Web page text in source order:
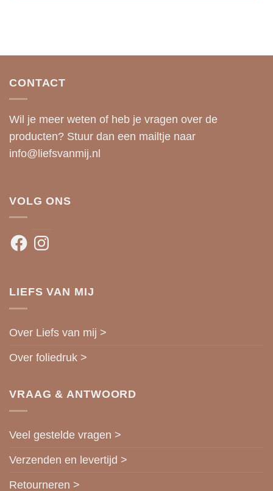
CONTACT
Wil je meer weten of heb je vragen over de
producten? Stuur dan een mailtje naar
info@liefsvanmij.nl
VOLG ONS
FacebookInstagram
LIEFS VAN MIJ
Over Liefs van mij >
Over foliedruk >
VRAAG & ANTWOORD
Veel gestelde vragen >
Verzenden en levertijd >
Retourneren >